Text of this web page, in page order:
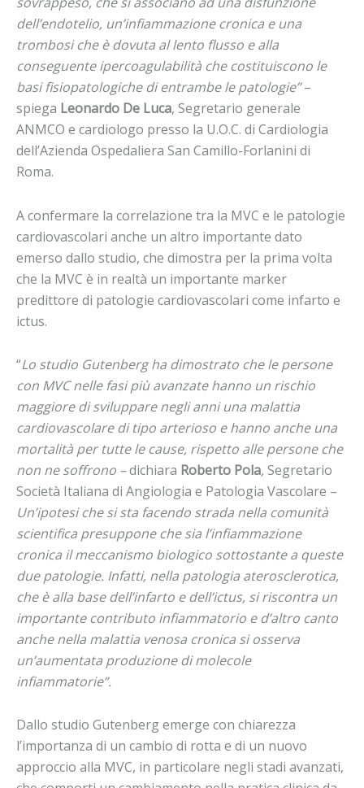
dell’endotelio, un’infiammazione cronica e una
trombosi che è dovuta al lento flusso e alla
conseguente ipercoagulabilità che costituiscono le
basi fisiopatologiche di entrambe le patologie”–
spiega Leonardo De Luca, Segretario generale
ANMCO e cardiologo presso la U.O.C. di Cardiologia
dell’Azienda Ospedaliera San Camillo-Forlanini di
Roma.
A confermare la correlazione tra la MVC e le patologie
cardiovascolari anche un altro importante dato
emerso dallo studio, che dimostra per la prima volta
che la MVC è in realtà un importante marker
predittore di patologie cardiovascolari come infarto e
ictus.
“Lo studio Gutenberg ha dimostrato che le persone
con MVC nelle fasi più avanzate hanno un rischio
maggiore di sviluppare negli anni una malattia
cardiovascolare di tipo arterioso e hanno anche una
mortalità per tutte le cause, rispetto alle persone che
non ne soffrono –dichiara Roberto Pola,Segretario
Società Italiana di Angiologia e Patologia Vascolare –
Un’ipotesi che si sta facendo strada nella comunità
scientifica presuppone che sia l’infiammazione
cronica il meccanismo biologico sottostante a queste
due patologie. Infatti, nella patologia aterosclerotica,
che è alla base dell’infarto e dell’ictus, si riscontra un
importante contributo infiammatorio e d’altro canto
anche nella malattia venosa cronica si osserva
un’aumentata produzione di molecole
infiammatorie”.
Dallo studio Gutenberg emerge con chiarezza
l’importanza di un cambio di rotta e di un nuovo
approccio alla MVC, in particolare negli stadi avanzati,